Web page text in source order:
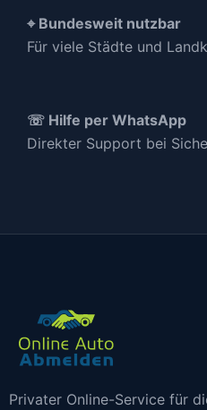
⌖ Bundesweit nutzbar
Für viele Städte und
☏ Hilfe per WhatsApp
Direkter Support bei
Privater Online-Service für